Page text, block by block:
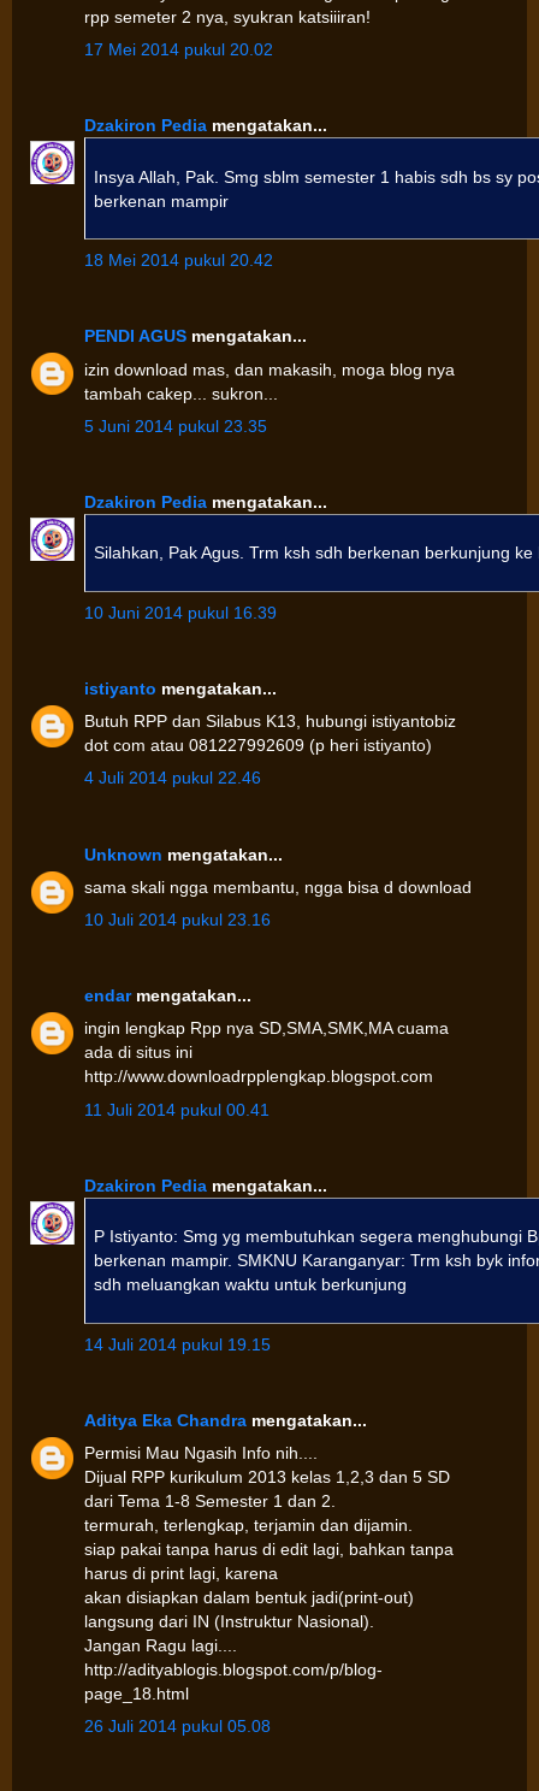
rpp semeter 2 nya, syukran katsiiiran!
17 Mei 2014 pukul 20.02
Dzakiron Pedia mengatakan...
Insya Allah, Pak. Smg sblm semester 1 habis sdh bs sy
berkenan mampir
18 Mei 2014 pukul 20.42
PENDI AGUS mengatakan...
izin download mas, dan makasih, moga blog nya
tambah cakep... sukron...
5 Juni 2014 pukul 23.35
Dzakiron Pedia mengatakan...
Silahkan, Pak Agus. Trm ksh sdh berkenan berkunjung ke
10 Juni 2014 pukul 16.39
istiyanto mengatakan...
Butuh RPP dan Silabus K13, hubungi istiyantobiz
dot com atau 081227992609 (p heri istiyanto)
4 Juli 2014 pukul 22.46
Unknown mengatakan...
sama skali ngga membantu, ngga bisa d download
10 Juli 2014 pukul 23.16
endarmengatakan...
ingin lengkap Rpp nya SD,SMA,SMK,MA cuama
ada di situs ini
http://www.downloadrpplengkap.blogspot.com
11 Juli 2014 pukul 00.41
Dzakiron Pedia mengatakan...
P Istiyanto: Smg yg membutuhkan segera menghubungi
berkenan mampir. SMKNU Karanganyar: Trm ksh byk
sdh meluangkan waktu untuk berkunjung
14 Juli 2014 pukul 19.15
Aditya Eka Chandra mengatakan...
Permisi Mau Ngasih Info nih....
Dijual RPP kurikulum 2013 kelas 1,2,3 dan 5 SD
dari Tema 1-8 Semester 1 dan 2.
termurah, terlengkap, terjamin dan dijamin.
siap pakai tanpa harus di edit lagi, bahkan tanpa
harus di print lagi, karena
akan disiapkan dalam bentuk jadi(print-out)
langsung dari IN (Instruktur Nasional).
Jangan Ragu lagi....
http://adityablogis.blogspot.com/p/blog-
page_18.html
26 Juli 2014 pukul 05.08